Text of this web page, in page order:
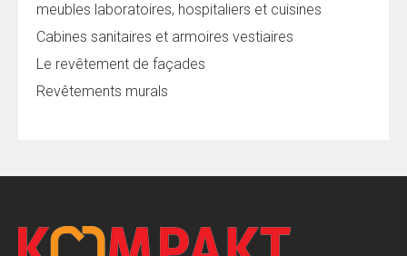
meubles laboratoires, hospitaliers et cuisines
Cabines sanitaires et armoires vestiaires
Le revêtement de façades
Revêtements murals